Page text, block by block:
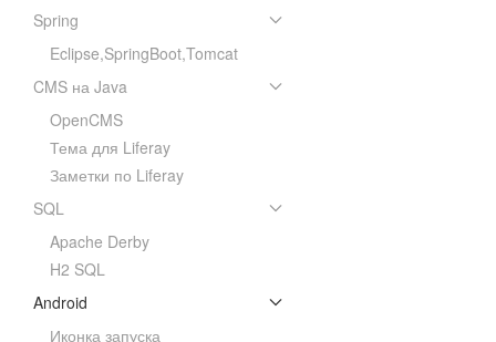
Spring
Eclipse,SpringBoot,Tomcat
CMS на Java
OpenCMS
Тема для Liferay
Заметки по Liferay
SQL
Apache Derby
H2 SQL
Android
Иконка запуска